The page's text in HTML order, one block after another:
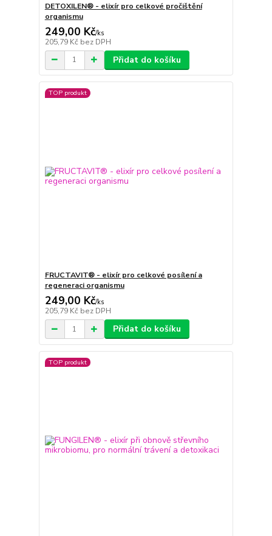
DETOXILEN® - elixír pro celkové pročištění
organismu
249,00 Kč/ks
205,79 Kč bez DPH
Přidat do košíku
TOP produkt
FRUCTAVIT® - elixír pro celkové posílení a
regeneraci organismu
249,00 Kč/ks
205,79 Kč bez DPH
Přidat do košíku
TOP produkt